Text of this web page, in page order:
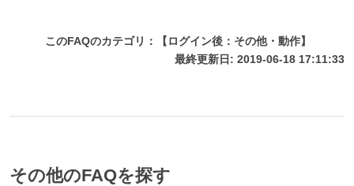
このFAQのカテゴリ：【ログイン後：その他・動作】
最終更新日: 2019-06-18 17:11:33
その他のFAQを探す